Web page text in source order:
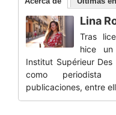
Lina
Tras
hice
Institut Supérieur
como periodista
publicaciones, entre